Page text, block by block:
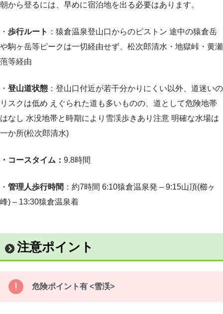
朝から登るには、早めに宿泊地を出る必要はあります。
・ 歩行ルート ：猿倉温泉登山口からのピストン 途中の猿倉岳
や駒ヶ岳等ピークは一切経由せず、松次郎清水・地獄峠・黄瀬
萢等経由
・ 登山道状態 ：登山口付近が若干分かりにくい以外、道迷いの
リスクは低め えぐられた道も多いものの、道として危険地帯
はなし 水没地帯と時期により雪渓歩きあり注意 明確な水場は
一か所(松次郎清水)
・コースタイム： 9.8時間
・ 管理人歩行時間 ：約7時間 6:10猿倉温泉発 – 9:15山頂(櫛ヶ
峰) – 13:30猿倉温泉着
注意ポイント
危険ポイント有 <雪渓>